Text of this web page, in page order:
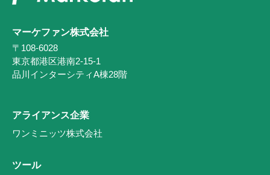
マーケファン株式会社
〒108-6028
東京都港区港南2-15-1
品川インターシティA棟28階
アライアンス企業
ワンミニッツ株式会社
ツール